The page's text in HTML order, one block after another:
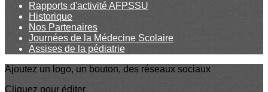
Rapports d'activité AFPSSU
Historique
Nos Partenaires
Journées de la Médecine Scolaire
Assises de la pédiatrie
Ajoutez un logo, un bouton, des réseaux sociaux
Cliquez pour éditer